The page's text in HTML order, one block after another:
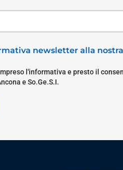
newsletter alla
l'informativa e presto il
e So.Ge.S.I.